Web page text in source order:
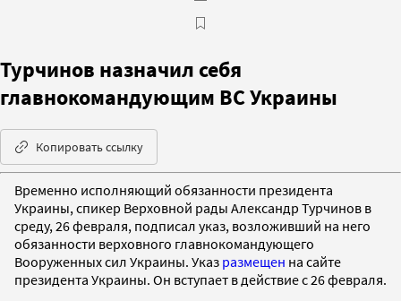
Турчинов назначил себя
главнокомандующим ВС Украины
Копировать ссылку
Временно исполняющий обязанности президента
Украины, спикер Верховной рады Александр Турчинов в
среду, 26 февраля, подписал указ, возложивший на него
обязанности верховного главнокомандующего
Вооруженных сил Украины. Указ размещен на сайте
президента Украины. Он вступает в действие с 26 февраля.